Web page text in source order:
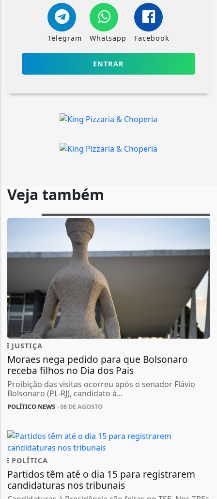
Telegram Whatsapp Facebook
ENTRAR
Veja também
JUSTIÇA
Moraes nega pedido para que Bolsonaro
receba filhos no Dia dos Pais
Proibição das visitas ocorreu após o senador Flávio
Bolsonaro (PL-RJ), candidato à...
POLÍTICO NEWS- 08 DE AGOSTO
POLÍTICA
Partidos têm até o dia 15 para registrarem
candidaturas nos tribunais